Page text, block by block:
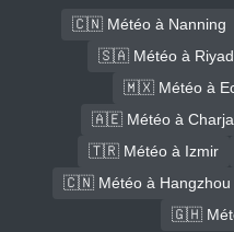
🇨🇳 Météo à Nanning
🇸🇦 Météo à Riyad
🇲🇽 Météo à
🇦🇪 Météo à
🇹🇷 Météo à Izmir
🇨🇳 Météo à Hangzhou
🇬🇭